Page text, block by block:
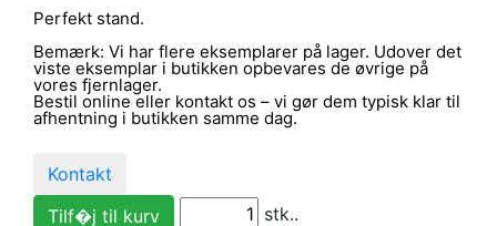
Perfekt stand.
Bemærk: Vi har flere eksemplarer på lager. Udover det
viste eksemplar i butikken opbevares de øvrige på
vores fjernlager.
Bestil online eller kontakt os – vi gør dem typisk klar til
afhentning i butikken samme dag.
Kontakt
stk..